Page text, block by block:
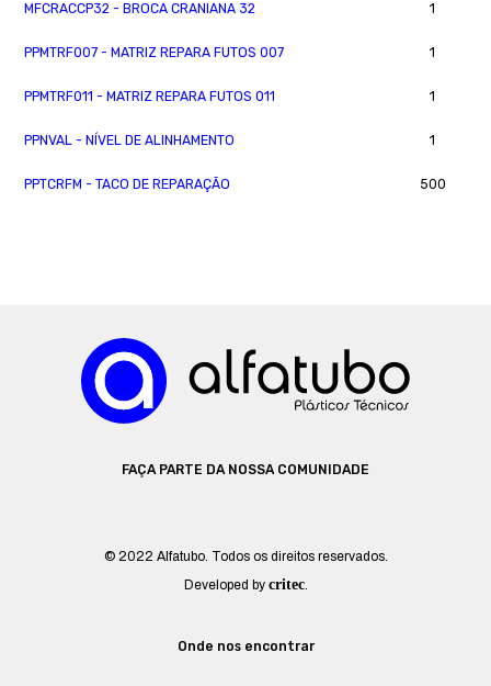
MFCRACCP32 - BROCA CRANIANA 32 1
PPMTRF007 - MATRIZ REPARA FUTOS 007 1
PPMTRF011 - MATRIZ REPARA FUTOS 011 1
PPNVAL - NÍVEL DE ALINHAMENTO 1
PPTCRFM - TACO DE REPARAÇÃO 500
FAÇA PARTE DA NOSSA COMUNIDADE
© 2022 Alfatubo. Todos os direitos reservados.
Developed by critec.
Onde nos encontrar